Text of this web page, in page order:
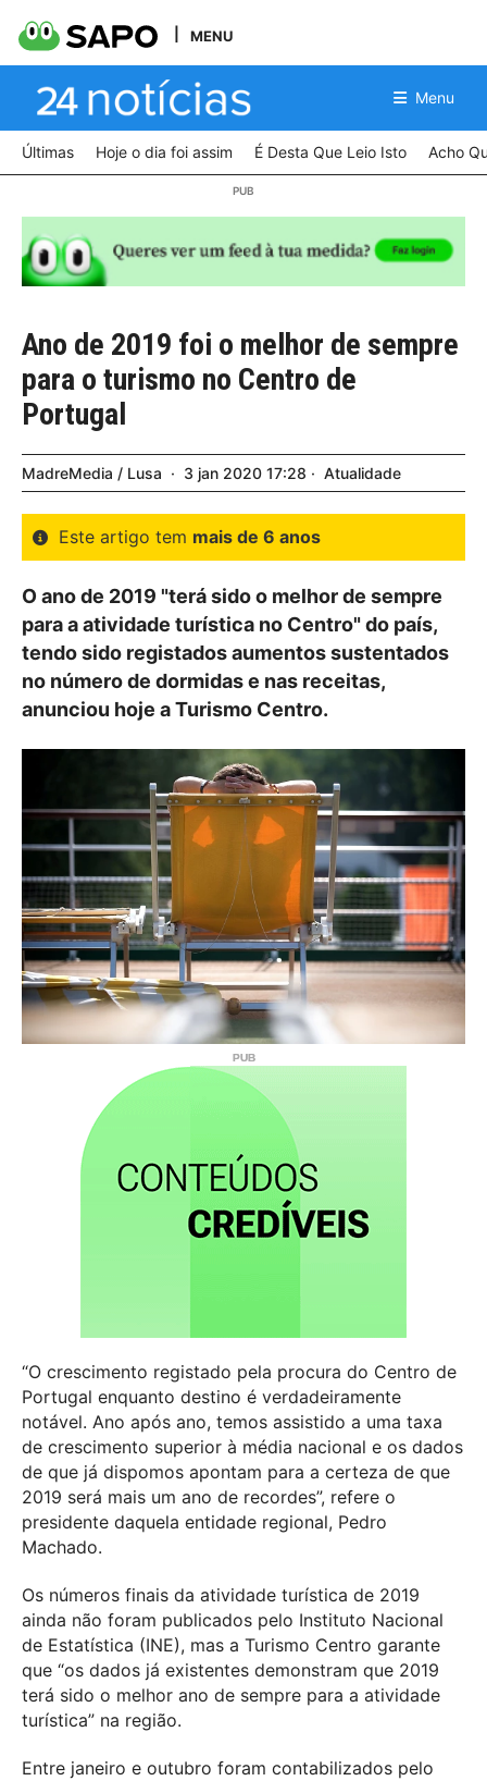
MENU
Menu
Últimas Hoje o dia foi assim É Desta Que Leio Isto Acho
Ano de 2019 foi o melhor de sempre
para o turismo no Centro de
Portugal
MadreMedia / Lusa 3 jan 2020 17:28 Atualidade
Este artigo tem mais de 6 anos
O ano de 2019 "terá sido o melhor de sempre
para a atividade turística no Centro" do país,
tendo sido registados aumentos sustentados
no número de dormidas e nas receitas,
anunciou hoje a Turismo Centro.
“O crescimento registado pela procura do Centro de
Portugal enquanto destino é verdadeiramente
notável. Ano após ano, temos assistido a uma taxa
de crescimento superior à média nacional e os dados
de que já dispomos apontam para a certeza de que
2019 será mais um ano de recordes”, refere o
presidente daquela entidade regional, Pedro
Machado.
Os números finais da atividade turística de 2019
ainda não foram publicados pelo Instituto Nacional
de Estatística (INE), mas a Turismo Centro garante
que “os dados já existentes demonstram que 2019
terá sido o melhor ano de sempre para a atividade
turística” na região.
Entre janeiro e outubro foram contabilizados pelo